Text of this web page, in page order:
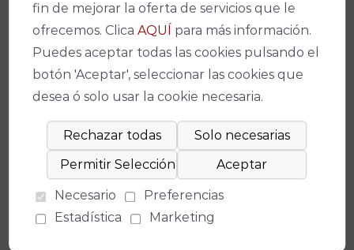
Espectáculos relacionados
NO HAY EVENTOS DISPONIBLES
fin de mejorar la oferta de servicios que le
ofrecemos. ClicaAQUÍ
para más información.
Puedes aceptar todas las cookies pulsando el
botón 'Aceptar', seleccionar las cookies que
desea ó solo usar la cookie necesaria.
Necesario
Preferencias
Estadística
Marketing